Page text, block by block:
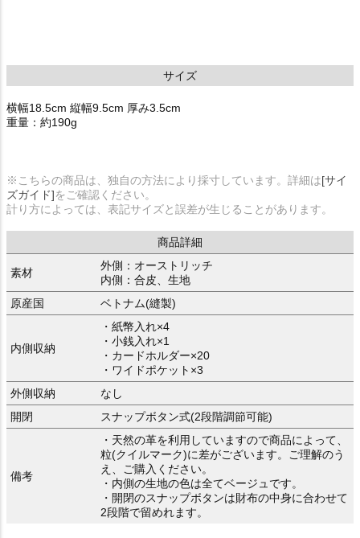
サイズ
横幅18.5cm 縦幅9.5cm 厚み3.5cm
重量：約190g
※こちらの商品は、独自の方法により採寸しています。詳細は[サイ
ズガイド]をご確認ください。
計り方によっては、表記サイズと誤差が生じることがあります。
商品詳細
素材
外側：オーストリッチ
内側：合皮、生地
原産国
ベトナム(縫製)
内側収納
・紙幣入れ×4
・小銭入れ×1
・カードホルダー×20
・ワイドポケット×3
外側収納
なし
開閉
スナップボタン式(2段階調節可能)
備考
・天然の革を利用していますので商品によって、
粒(クイルマーク)に差がございます。ご理解のう
え、ご購入ください。
・内側の生地の色は全てベージュです。
・開閉のスナップボタンは財布の中身に合わせて
2段階で留めれます。